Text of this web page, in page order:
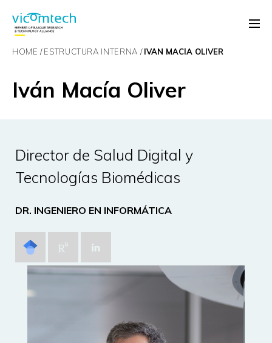
HOME ESTRUCTURA INTERNA IVÁN MACÍA OLIVER
Iván Macía Oliver
Director de Salud Digital y
Tecnologías Biomédicas
DR. INGENIERO EN INFORMÁTICA